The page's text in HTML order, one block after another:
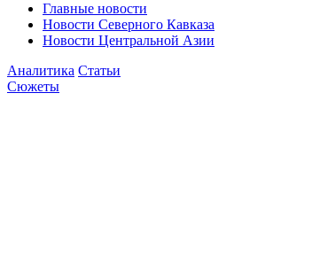
Главные новости
Новости Северного Кавказа
Новости Центральной Азии
Аналитика Статьи
Сюжеты